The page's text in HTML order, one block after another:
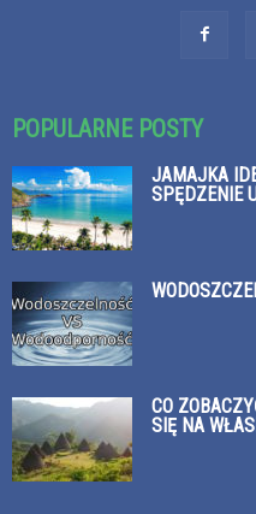
POPULARNE POSTY
JAMAJKA
SPĘDZENIE
CO
SIĘ NA